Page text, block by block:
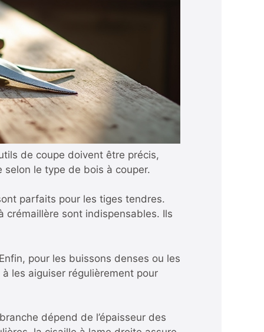
de coupe doivent être précis,
le type de bois à couper.
parfaits pour les tiges tendres.
crémaillère sont indispensables. Ils
pour les buissons denses ou les
les aiguiser régulièrement pour
dépend de l’épaisseur des